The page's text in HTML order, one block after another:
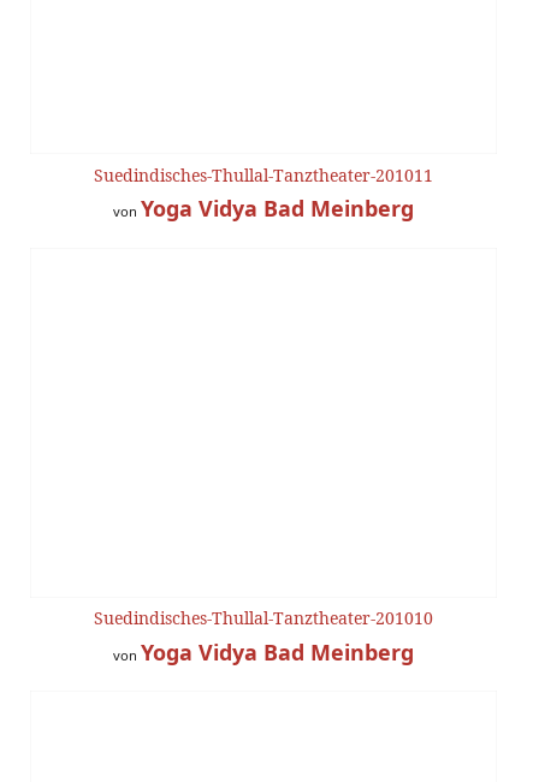
Suedindisches-Thullal-Tanztheater-201011
von Yoga Vidya Bad Meinberg
Suedindisches-Thullal-Tanztheater-201010
von Yoga Vidya Bad Meinberg